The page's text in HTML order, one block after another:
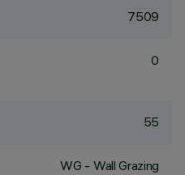
7509
0
55
WG - Wall Grazing